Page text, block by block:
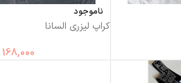
ناموجود
کراپ لیزری السانا
168,000